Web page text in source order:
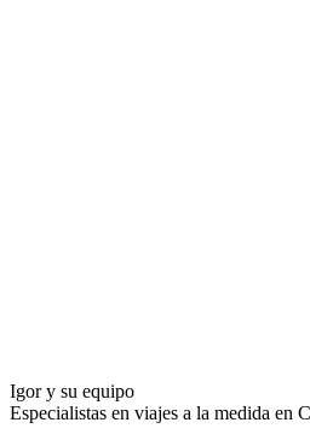
Igor y su equipo
Especialistas en viajes a la medida en